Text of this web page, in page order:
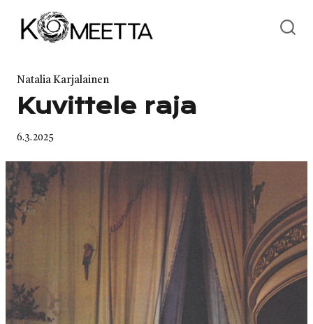
Category
Natalia Karjalainen
Kuvittele raja
Published
6.3.2025